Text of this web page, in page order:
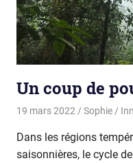
Un coup de
19 mars 2022 Sophie
Dans les régions
saisonnières, le cycle